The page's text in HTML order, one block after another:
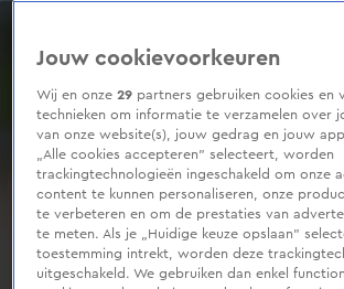
0
seconds
Jouw cookievoorkeuren
Wij en onze29 partners gebruiken cookies en
technieken om informatie te verzamelen over
van onze website(s), jouw gedrag en jouw
„Alle cookies accepteren” selecteert, worden
trackingtechnologieën ingeschakeld om onze
content te kunnen personaliseren, onze
te verbeteren en om de prestaties van
te meten. Als je „Huidige keuze opslaan”
toestemming intrekt, worden deze
uitgeschakeld. We gebruiken dan enkel